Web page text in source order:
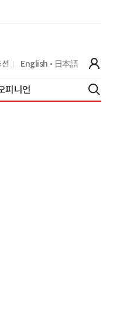
English 日本語
피니언